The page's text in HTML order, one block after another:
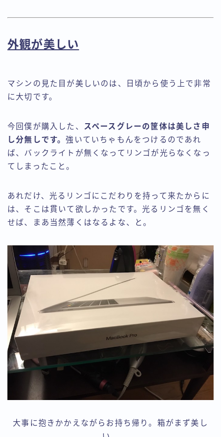
外観が美しい
マシンの見た目が美しいのは、日頃から使う上で非常
に大切です。
今回僕が購入した、
スペースグレーの筐体は美しさ申
し分無しです。強いていちゃもんをつけるのであれ
ば、バックライトが無くなってリンゴが光らなくなっ
てしまったこと。
あれだけ、光るリンゴにこだわりを持って来たからに
は、そこは貫いて欲しかったです。光るリンゴを無く
せば、まあ当然薄くはなるよな、と。
大事に抱きかかえながらお持ち帰り。箱がまず美し